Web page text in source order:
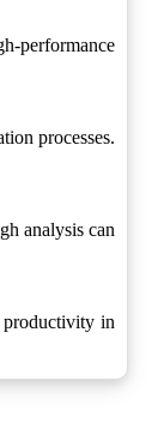
performance
processes.
analysis can
productivity in